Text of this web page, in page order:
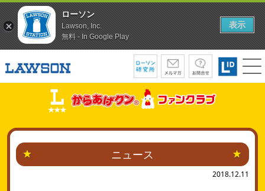
ニュース
2018.12.11
ローソン
Lawson, Inc.
無料 - In Google Play
表示